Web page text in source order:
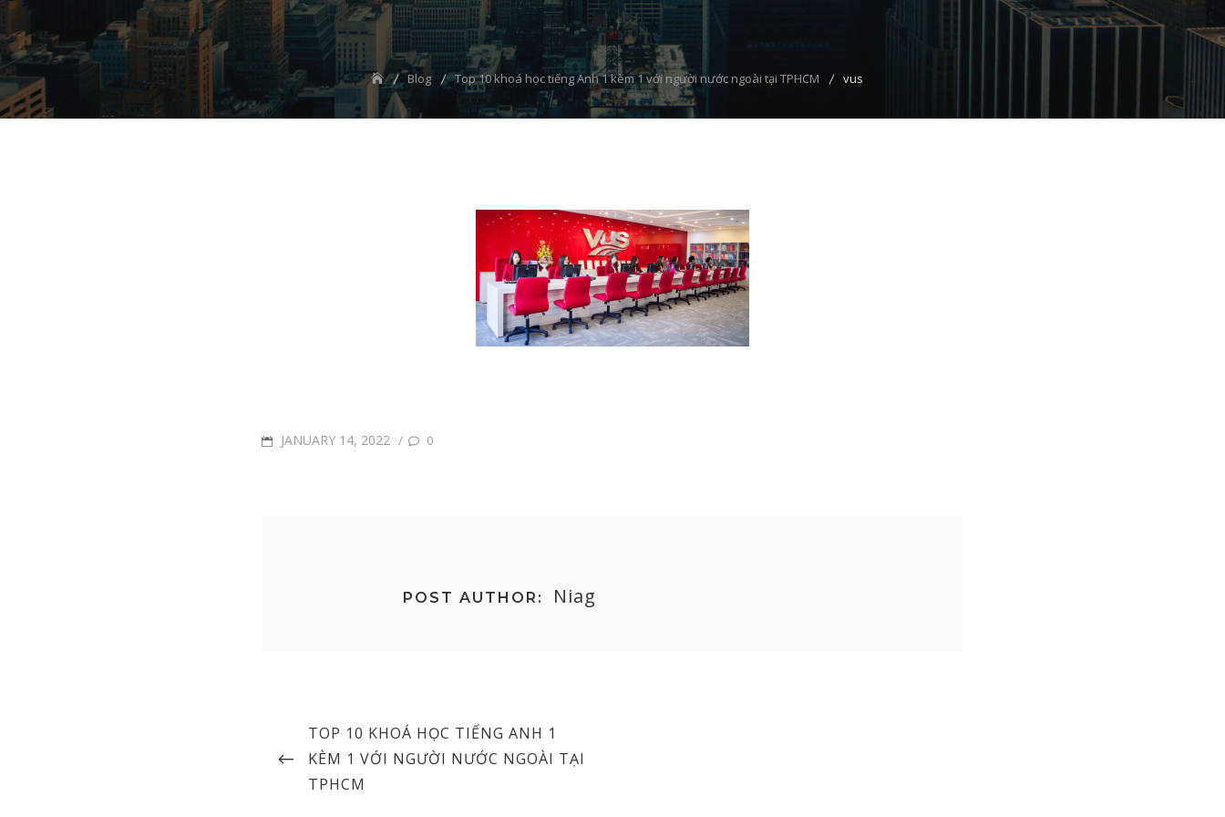
Blog Top 10 khoá học tiếng Anh 1 kèm 1 với người nước ngoài tại TPHCM vus
POSTEDJANUARY 14, 2022 / 0
POST AUTHOR: Niag
Post
navigation
PREVIOUS
POST
TOP 10 KHOÁ HỌC TIẾNG ANH 1
KÈM 1 VỚI NGƯỜI NƯỚC NGOÀI TẠI
TPHCM